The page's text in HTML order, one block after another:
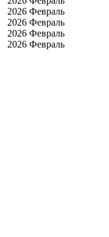
2026 Февраль
2026 Февраль
2026 Февраль
2026 Февраль